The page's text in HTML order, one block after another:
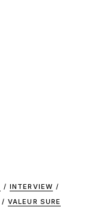
/ INTERVIEW /
/ VALEUR SURE